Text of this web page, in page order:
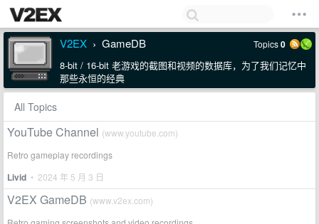
V2EX › GameDB Topics0
8-bit / 16-bit 老游戏的截图和视频的数据库，为了我们记忆中
那些永恒的经典
All Topics
YouTube Channel (www.youtube.com)
Retro gameplay recordings
Livid • 2024 年 5 月 3 日
V2EX GameDB (www.v2ex.com)